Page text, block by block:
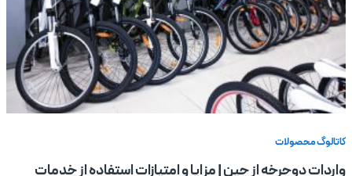
کاتالوگ محصولات
واردات دوچرخه از چین | مزایا و امتیازات استفاده از خدمات